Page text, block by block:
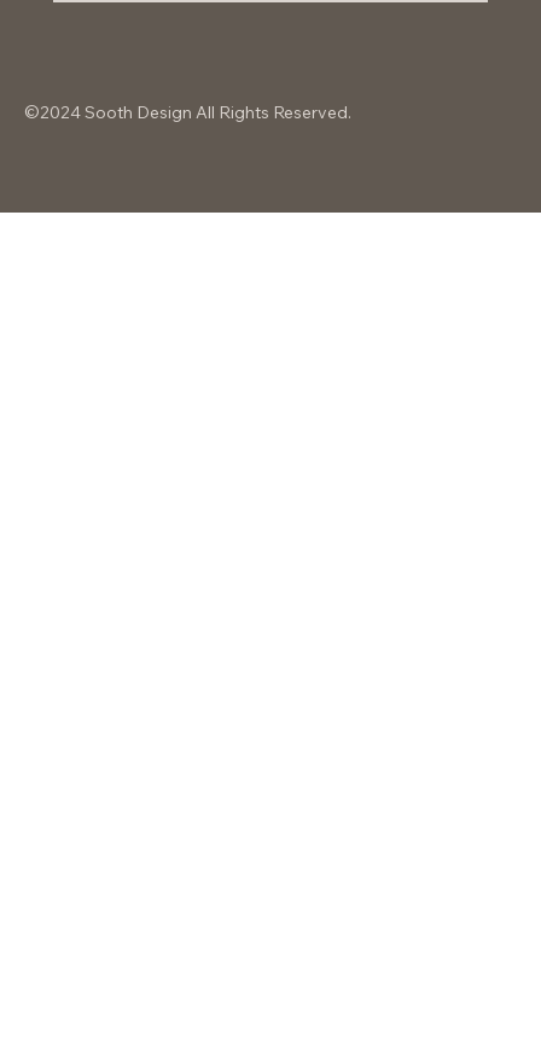
©2024 Sooth Design All Rights Reserved.